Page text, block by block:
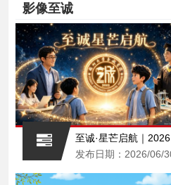
影像至诚
至诚·星芒启航
发布日期：2026/06/